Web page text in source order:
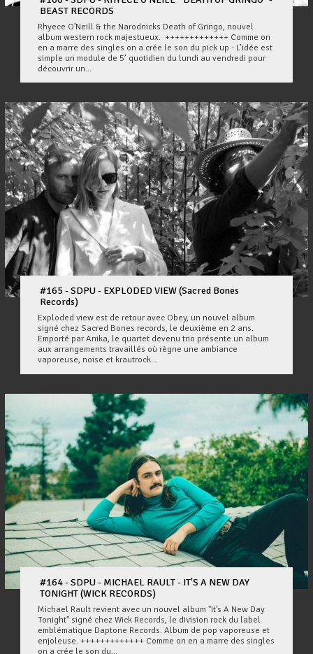
BEAST RECORDS
Rhyece O'Neill & the Narodnicks Death of Gringo, nouvel
album western rock majestueux. +++++++++++++ Comme on
en a marre des singles on a crée le son du pick up - L’idée est
simple un module de 5’ quotidien du lundi au vendredi pour
découvrir un...
#165 - SDPU - EXPLODED VIEW (Sacred Bones
Records)
Exploded view est de retour avec Obey, un nouvel album
signé chez Sacred Bones records, le deuxième en 2 ans.
Emporté par Anika, le quartet devenu trio présente un album
aux arrangements travaillés où règne une ambiance
vaporeuse, noise et krautrock...
#164 - SDPU - MICHAEL RAULT - IT'S A NEW DAY
TONIGHT (WICK RECORDS)
Michael Rault revient avec un nouvel album "It's A New Day
Tonight" signé chez Wick Records, le division rock du label
emblématique Daptone Records. Album de pop vaporeuse et
enjoleuse. +++++++++++++ Comme on en a marre des singles
on a crée le son du...